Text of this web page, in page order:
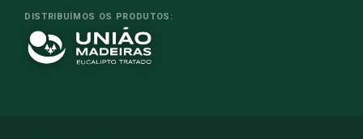
DISTRIBUÍMOS OS PRODUTOS: